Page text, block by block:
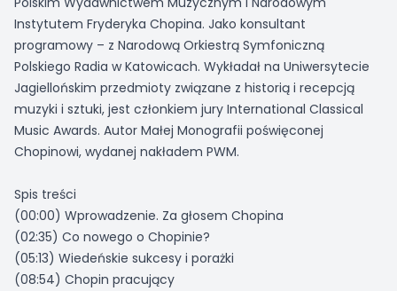
Instytutem Fryderyka Chopina. Jako konsultant
programowy – z Narodową Orkiestrą Symfoniczną
Polskiego Radia w Katowicach. Wykładał na Uniwersytecie
Jagiellońskim przedmioty związane z historią i recepcją
muzyki i sztuki, jest członkiem jury International Classical
Music Awards. Autor Małej Monografii poświęconej
Chopinowi, wydanej nakładem PWM.
Spis treści
(00:00) Wprowadzenie. Za głosem Chopina
(02:35) Co nowego o Chopinie?
(05:13) Wiedeńskie sukcesy i porażki
(08:54) Chopin pracujący